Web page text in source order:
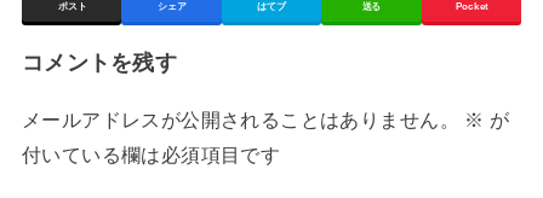
ポスト シェア はてブ 送る Pocket
コメントを残す
メールアドレスが公開されることはありません。 ※ が
付いている欄は必須項目です